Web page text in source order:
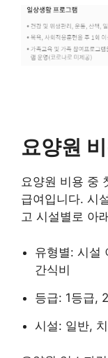
요양원
요양원 비용 중
급여입니다. 시
고 시설별로 아
유형별: 시설
간식비
등급: 1등급,
시설: 일반,